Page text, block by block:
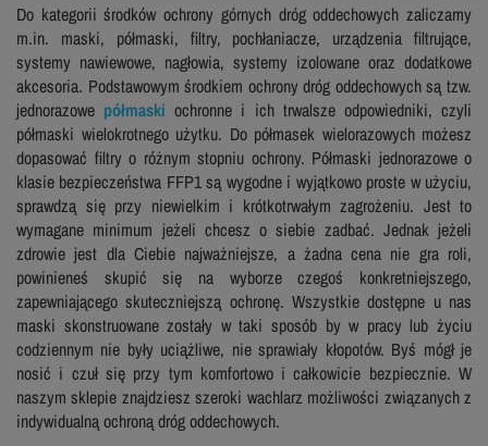
Do kategorii środków ochrony górnych dróg oddechowych zaliczamy
m.in. maski, półmaski, filtry, pochłaniacze, urządzenia filtrujące,
systemy nawiewowe, nagłowia, systemy izolowane oraz dodatkowe
akcesoria. Podstawowym środkiem ochrony dróg oddechowych są tzw.
jednorazowe półmaski ochronne i ich trwalsze odpowiedniki, czyli
półmaski wielokrotnego użytku. Do półmasek wielorazowych możesz
dopasować filtry o różnym stopniu ochrony. Półmaski jednorazowe o
klasie bezpieczeństwa FFP1 są wygodne i wyjątkowo proste w użyciu,
sprawdzą się przy niewielkim i krótkotrwałym zagrożeniu. Jest to
wymagane minimum jeżeli chcesz o siebie zadbać. Jednak jeżeli
zdrowie jest dla Ciebie najważniejsze, a żadna cena nie gra roli,
powinieneś skupić się na wyborze czegoś konkretniejszego,
zapewniającego skuteczniejszą ochronę. Wszystkie dostępne u nas
maski skonstruowane zostały w taki sposób by w pracy lub życiu
codziennym nie były uciążliwe, nie sprawiały kłopotów. Byś mógł je
nosić i czuł się przy tym komfortowo i całkowicie bezpiecznie. W
naszym sklepie znajdziesz szeroki wachlarz możliwości związanych z
indywidualną ochroną dróg oddechowych.